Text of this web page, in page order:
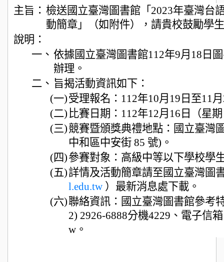
主旨： 檢送國立臺灣圖書館「2023年臺灣台
動簡章」（如附件），請貴校鼓勵學
說明：
一、 依據國立臺灣圖書館112年9月18日
辦理。
二、 旨揭活動資訊如下：
(一)受理報名：112年10月19日至11
(二) 比賽日期：112年12月16日（星
(三)競賽暨頒獎典禮地點：國立臺灣
中和區中安街 85 號)。
(四)參賽對象：高級中等以下學校學
(五)詳情及活動簡章請至國立臺灣圖
l.edu.tw ）最新消息處下載。
(六)聯絡資訊：國立臺灣圖書館參考
2) 2926-6888分機4229、電子信
w。